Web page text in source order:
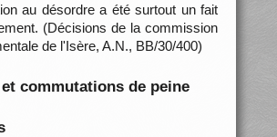
au désordre a été surtout un fait
(Décisions de la commission
de l'Isère, A.N., BB/30/400)
commutations de peine